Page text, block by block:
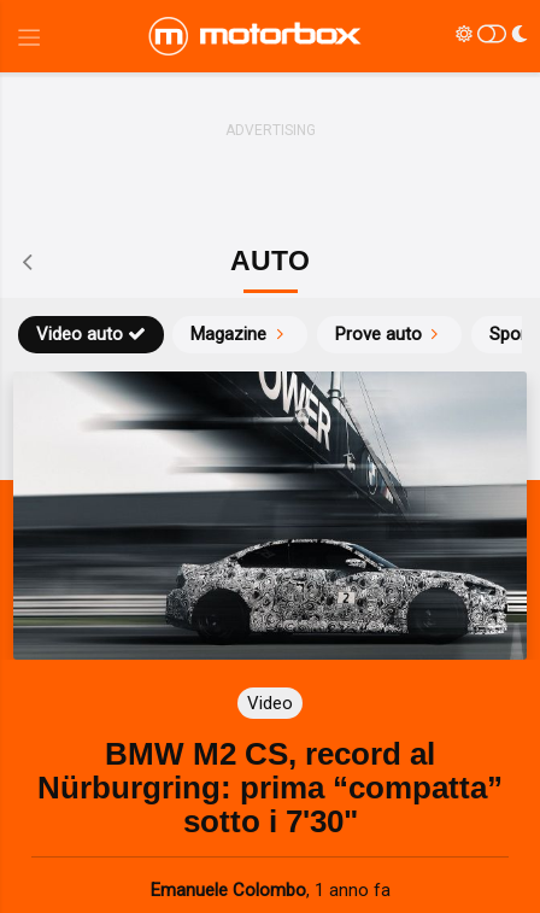
AUTO
Magazine Prove auto
Video auto Sport
Video
BMW M2 CS, record al
Nürburgring: prima “compatta”
sotto i 7'30"
Emanuele Colombo, 1 anno fa